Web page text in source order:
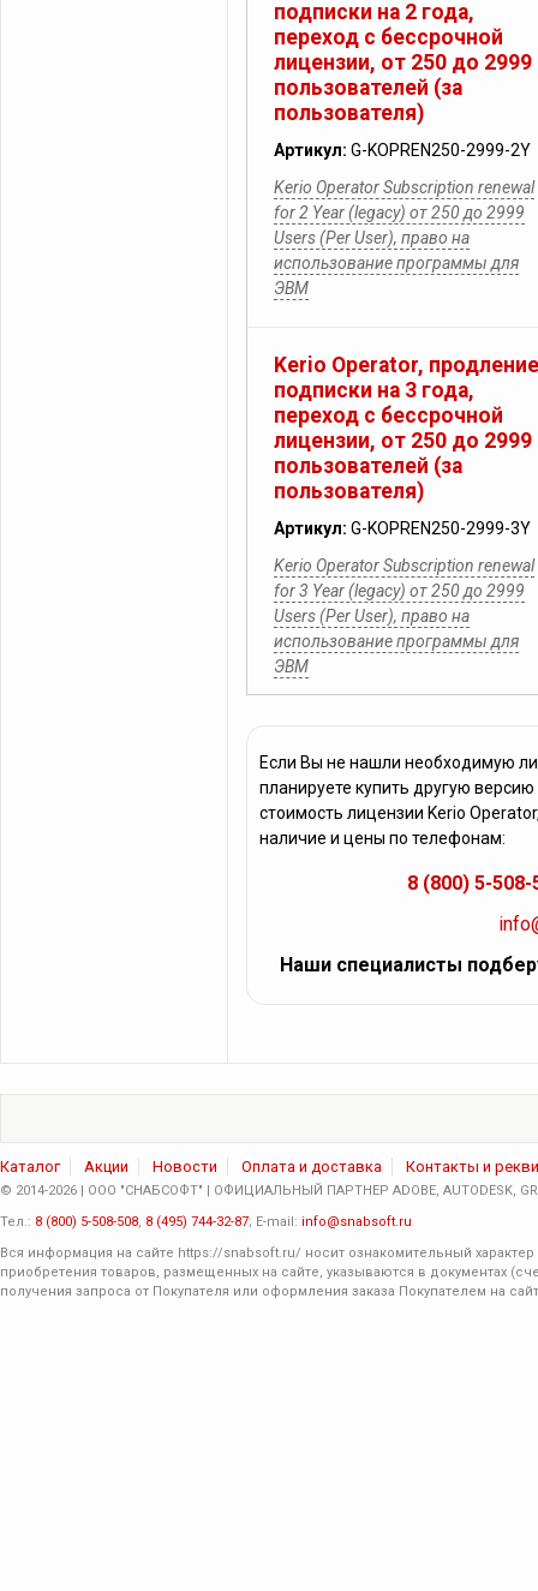
подписки на 2 года,
переход с бессрочной
лицензии, от 250 до 2999
пользователей (за
пользователя)
Артикул: G-KOPREN250-2999-2Y
Kerio Operator Subscription renewal
for 2 Year (legacy) от 250 до 2999
Users (Per User), право на
использование программы для
ЭВМ
Kerio Operator, продление
подписки на 3 года,
переход с бессрочной
лицензии, от 250 до 2999
пользователей (за
пользователя)
Артикул: G-KOPREN250-2999-3Y
Kerio Operator Subscription renewal
for 3 Year (legacy) от 250 до 2999
Users (Per User), право на
использование программы для
ЭВМ
Если Вы не нашли необходимую
планируете купить другую
стоимость лицензии Kerio
наличие и цены по телефонам:
8 (800) 5-508-
Наши специалисты
Каталог Акции Новости Оплата и доставка Контакты и
© 2014-2026 | ООО "СНАБСОФТ" | ОФИЦИАЛЬНЫЙ ПАРТНЕР ADOBE, AUTODESK,
Тел.: 8 (800) 5-508-508, 8 (495) 744-32-87; E-mail: info@snabsoft.ru
Вся информация на сайте https://snabsoft.ru/ носит ознакомительный
приобретения товаров, размещенных на сайте, указываются в документах
получения запроса от Покупателя или оформления заказа Покупателем на